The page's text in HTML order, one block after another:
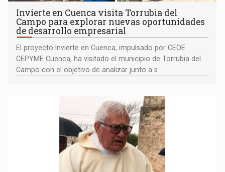
Invierte en Cuenca visita Torrubia del
Campo para explorar nuevas oportunidades
de desarrollo empresarial
El proyecto Invierte en Cuenca, impulsado por CEOE
CEPYME Cuenca, ha visitado el municipio de Torrubia del
Campo con el objetivo de analizar junto a s